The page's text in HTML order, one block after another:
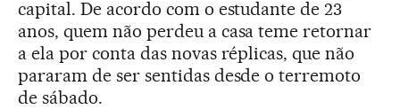
capital. De acordo com o estudante de 23
anos, quem não perdeu a casa teme retornar
a ela por conta das novas réplicas, que não
pararam de ser sentidas desde o terremoto
de sábado.